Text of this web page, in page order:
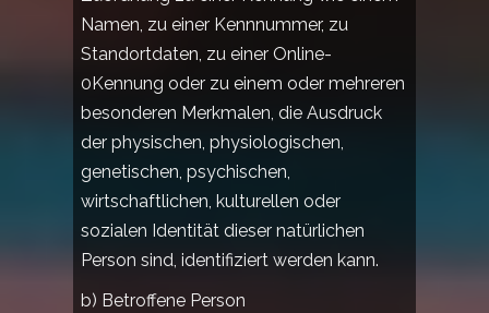
Namen, zu einer Kennnummer, zu
Standortdaten, zu einer Online-
0Kennung oder zu einem oder mehreren
besonderen Merkmalen, die Ausdruck
der physischen, physiologischen,
genetischen, psychischen,
wirtschaftlichen, kulturellen oder
sozialen Identität dieser natürlichen
Person sind, identifiziert werden kann.
b) Betroffene Person